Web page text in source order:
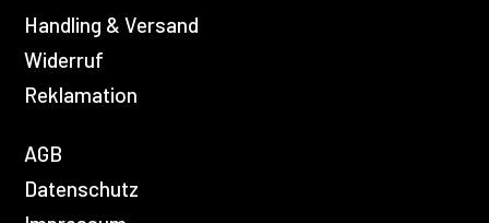
Handling & Versand
Widerruf
Reklamation
AGB
Datenschutz